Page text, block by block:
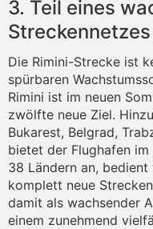
3. Teil eines
Die Rimini-Strecke ist
spürbaren
Rimini ist im neuen
zwölfte neue Ziel.
Bukarest, Belgrad,
bietet der Flughafen
38 Ländern an,
komplett neue
damit als wachsender
einem zunehmend